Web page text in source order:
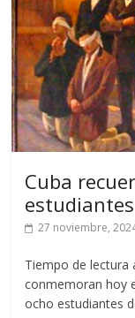
Cuba
27 noviembre,
Tiempo de lectura
conmemoran hoy
ocho estudiantes